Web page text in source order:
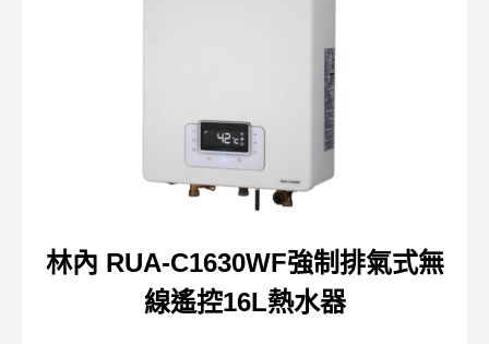
林內 RUA-C1630WF強制排氣式無
線遙控16L熱水器